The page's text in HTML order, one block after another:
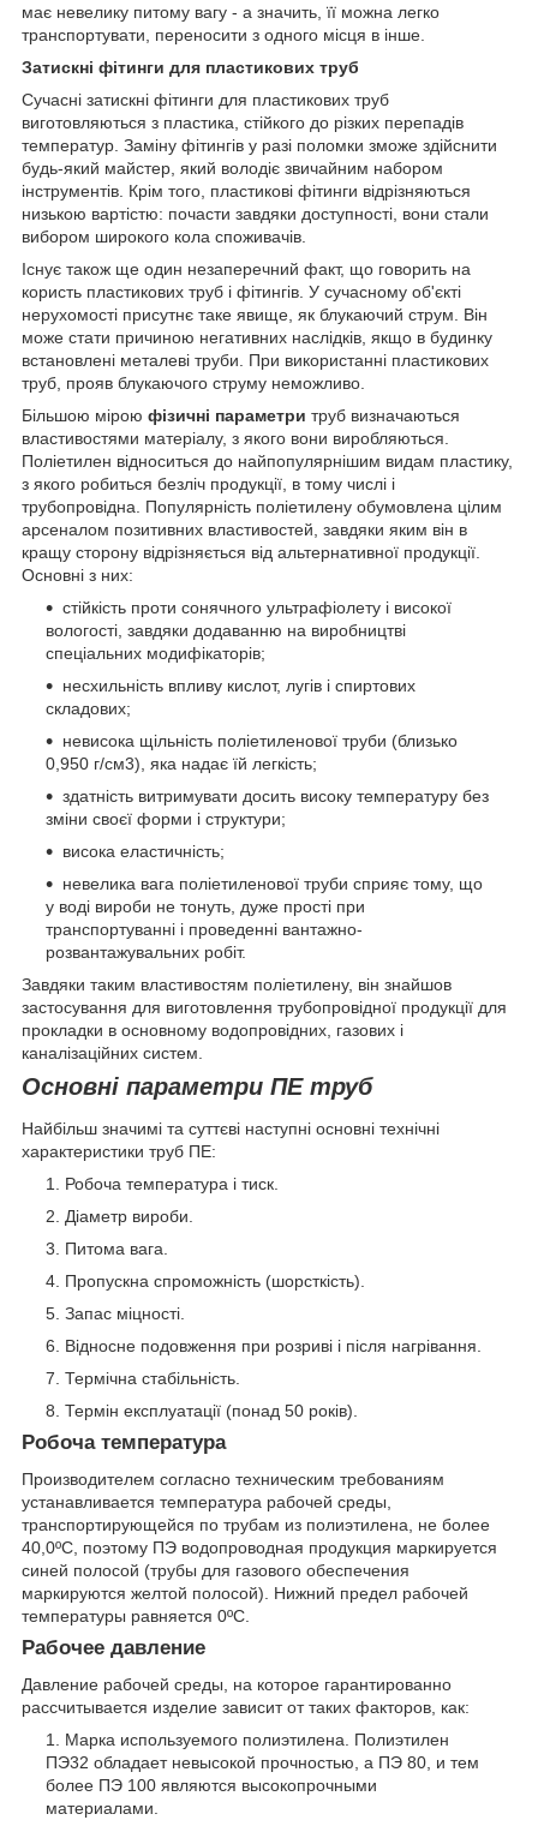
має невелику питому вагу - а значить, її можна легко
транспортувати, переносити з одного місця в інше.
Затискні фітинги для пластикових труб
Сучасні затискні фітинги для пластикових труб
виготовляються з пластика, стійкого до різких перепадів
температур. Заміну фітингів у разі поломки зможе здійснити
будь-який майстер, який володіє звичайним набором
інструментів. Крім того, пластикові фітинги відрізняються
низькою вартістю: почасти завдяки доступності, вони стали
вибором широкого кола споживачів.
Існує також ще один незаперечний факт, що говорить на
користь пластикових труб і фітингів. У сучасному об'єкті
нерухомості присутнє таке явище, як блукаючий струм. Він
може стати причиною негативних наслідків, якщо в будинку
встановлені металеві труби. При використанні пластикових
труб, прояв блукаючого струму неможливо.
Більшою мірою фізичні параметри труб визначаються
властивостями матеріалу, з якого вони виробляються.
Поліетилен відноситься до найпопулярнішим видам пластику,
з якого робиться безліч продукції, в тому числі і
трубопровідна. Популярність поліетилену обумовлена цілим
арсеналом позитивних властивостей, завдяки яким він в
кращу сторону відрізняється від альтернативної продукції.
Основні з них:
стійкість проти сонячного ультрафіолету і високої
вологості, завдяки додаванню на виробництві
спеціальних модифікаторів;
несхильність впливу кислот, лугів і спиртових
складових;
невисока щільність поліетиленової труби (близько
0,950 г/см3), яка надає їй легкість;
здатність витримувати досить високу температуру без
зміни своєї форми і структури;
висока еластичність;
невелика вага поліетиленової труби сприяє тому, що
у воді вироби не тонуть, дуже прості при
транспортуванні і проведенні вантажно-
розвантажувальних робіт.
Завдяки таким властивостям поліетилену, він знайшов
застосування для виготовлення трубопровідної продукції для
прокладки в основному водопровідних, газових і
каналізаційних систем.
Основні параметри ПЕ труб
Найбільш значимі та суттєві наступні основні технічні
характеристики труб ПЕ:
Робоча температура і тиск.
Діаметр вироби.
Питома вага.
Пропускна спроможність (шорсткість).
Запас міцності.
Відносне подовження при розриві і після нагрівання.
Термічна стабільність.
Термін експлуатації (понад 50 років).
Робоча температура
Производителем согласно техническим требованиям
устанавливается температура рабочей среды,
транспортирующейся по трубам из полиэтилена, не более
40,0ºС, поэтому ПЭ водопроводная продукция маркируется
синей полосой (трубы для газового обеспечения
маркируются желтой полосой). Нижний предел рабочей
температуры равняется 0ºС.
Рабочее давление
Давление рабочей среды, на которое гарантированно
рассчитывается изделие зависит от таких факторов, как:
Марка используемого полиэтилена. Полиэтилен
ПЭ32 обладает невысокой прочностью, а ПЭ 80, и тем
более ПЭ 100 являются высокопрочными
материалами.